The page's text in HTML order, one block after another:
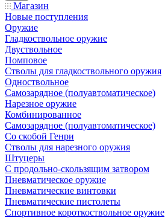
Магазин
Новые поступления
Оружие
Гладкоствольное оружие
Двуствольное
Помповое
Стволы для гладкоствольного оружия
Одноствольное
Самозарядное (полуавтоматическое)
Нарезное оружие
Комбинированное
Самозарядное (полуавтоматическое)
Со скобой Генри
Стволы для нарезного оружия
Штуцеры
С продольно-скользящим затвором
Пневматическое оружие
Пневматические винтовки
Пневматические пистолеты
Спортивное короткоствольное оружие